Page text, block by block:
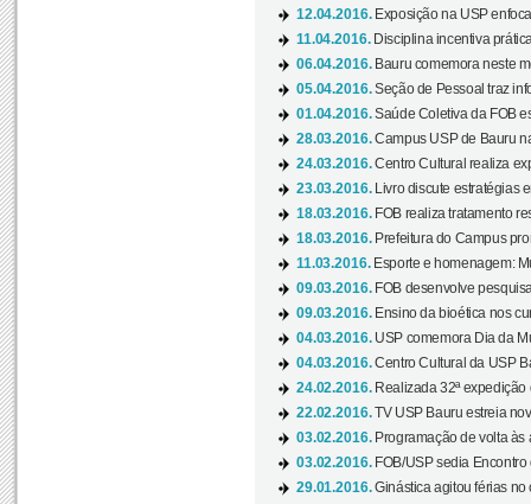
12.04.2016. Exposição na USP
11.04.2016. Disciplina incentiva
06.04.2016. Bauru comemora neste
05.04.2016.Seção de Pessoal traz
01.04.2016.Saúde Coletiva da FOB
28.03.2016.Campus USP de Bauru
24.03.2016.Centro Cultural realiza
23.03.2016.
Livro discute estratégias
18.03.2016. FOB realiza tratamento
18.03.2016. Prefeitura do Campus
11.03.2016. Esporte e homenagem:
09.03.2016. FOB desenvolve
09.03.2016. Ensino da bioética nos
04.03.2016. USP comemora Dia da
04.03.2016.Centro Cultural da USP
24.02.2016. Realizada 32ª
22.02.2016.TV USP Bauru estreia
03.02.2016. Programação de volta às
03.02.2016. FOB/USP sedia
29.01.2016.Ginástica agitou férias no